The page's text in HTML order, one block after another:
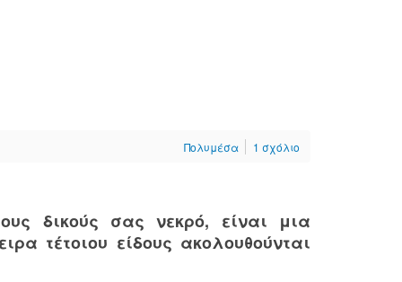
Πολυμέσα 1 σχόλιο
δικούς σας νεκρό, είναι μια
τέτοιου είδους ακολουθούνται